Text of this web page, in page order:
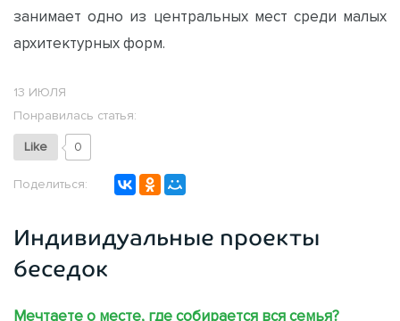
занимает одно из центральных мест среди малых
архитектурных форм.
13 ИЮЛЯ
Понравилась статья:
Like 0
Поделиться:
Индивидуальные проекты
беседок
Мечтаете о месте, где собирается вся семья?